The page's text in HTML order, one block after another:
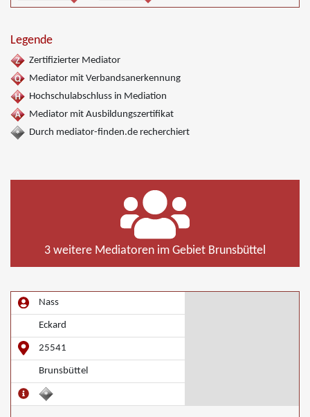
Legende
Zertifizierter Mediator
Mediator mit Verbandsanerkennung
Hochschulabschluss in Mediation
Mediator mit Ausbildungszertifikat
Durch mediator-finden.de recherchiert
3 weitere Mediatoren im Gebiet Brunsbüttel
Nass
Eckard
25541
Brunsbüttel